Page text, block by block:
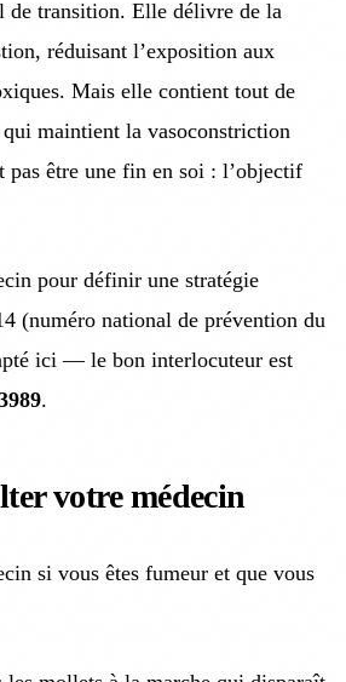
de transition. Elle délivre de la
réduisant l’exposition aux
Mais elle contient tout de
maintient la vasoconstriction
être une fin en soi : l’objectif
pour définir une stratégie
(numéro national de prévention du
ici — le bon interlocuteur est
.
votre médecin
si vous êtes fumeur et que vous